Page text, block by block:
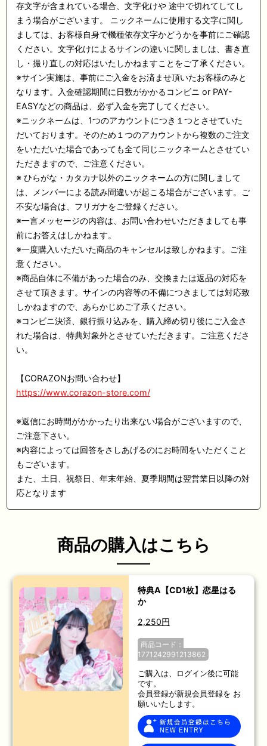
存文字が含まれている場合、文字化けや 途中で切れてしてし
まう場合がございます。 ニックネームに使用する文字に関し
ましては、お客様自身で機種依存文字かどうかを事前にご確認
ください。文字化けによるサインの違いに関しましは、書き直
し・撮り直しの対応はいたしかねますことをご了承ください。
※サイン実施は、事前にご入金をお済ませ頂いたお客様のみと
なります。入金確認期間に日数がかかるコンビニ or PAY-
EASYなどの商品は、必ず入金を完了してください。
※ニックネームは、1つのアカウントにつき１つとさせていた
だいております。そのため１つのアカウントから複数のご注文
をいただいた場合であっても全て同じニックネームとさせてい
ただきますので、ご注意ください。
※ ひらがな・カタカナ以外のニックネームの方に関しまして
は、メンバーによる読み間違いが起こる場合がございます。ご
不安な場合は、フリガナをご登録ください。
※一言メッセージの内容は、お問い合わせいただきましても事
前にお答えはしかねます。
※一度購入いただいた商品のキャンセルは致しかねます。ご注
意ください。
※商品自体に不備があった場合のみ、交換または返品の対応を
させて頂きます。サインの内容等の不備につきましては対応致
しかねますので、あらかじめご了承ください。
※コンビニ決済、銀行振り込みを、購入締め切り後にご入金さ
れた場合は、特典対象外とさせていただきます。ご注意くださ
い。
【CORAZONお問い合わせ】
https://www.corazon-store.com/
※返信にお時間がかかったり出来ない場合がございますので、
ご注意下さい。
※内容によっては回答をさしあげるのにお時間をいただくこと
もございます。
また、土日、祝祭日、年末年始、夏季期間は翌営業日以降の対
応となります
商品の購入はこちら
特典A【CD1枚】恋星はる
か
2,250円
商品コード：
1771242991213862
ご購入は、ログイン後に可能
です。
会員登録が新規会員登録を お
願いいたします。